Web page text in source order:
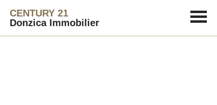
CENTURY 21
Donzica Immobilier